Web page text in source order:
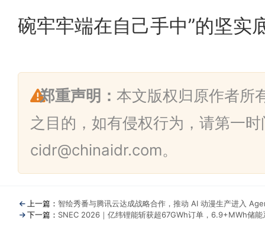
碗牢牢端在自己手中”的坚实
郑重声明： 本文版权归原作者所
之目的，如有侵权行为，请第一
cidr@chinaidr.com。
上一篇： 智绘秀番与腾讯云达成战略合作，推动 AI 动漫生产进入
下一篇： SNEC 2026｜亿纬锂能斩获超67GWh订单，6.9+MWh储能